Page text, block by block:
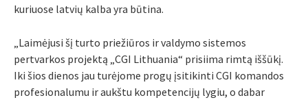
kuriuose latvių kalba yra būtina.
„Laimėjusi šį turto priežiūros ir valdymo sistemos
pertvarkos projektą „CGI Lithuania“ prisiima rimtą iššūkį.
Iki šios dienos jau turėjome progų įsitikinti CGI komandos
profesionalumu ir aukštu kompetencijų lygiu, o dabar